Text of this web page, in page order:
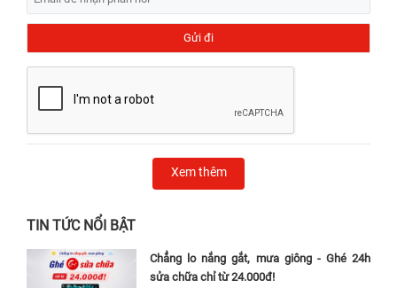
Xem thêm
TIN TỨC NỔI BẬT
Chẳng lo nắng gắt, mưa giông - Ghé 24h
sửa chữa chỉ từ 24.000đ!